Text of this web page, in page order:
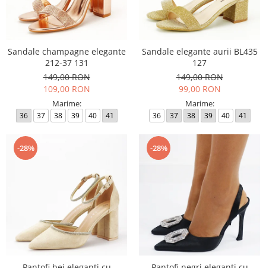
Sandale champagne elegante
212-37 131
149,00 RON
109,00 RON
Marime:
36 37 38 39 40 41
Sandale elegante aurii BL435
127
149,00 RON
99,00 RON
Marime:
36 37 38 39 40 41
-28% -28%